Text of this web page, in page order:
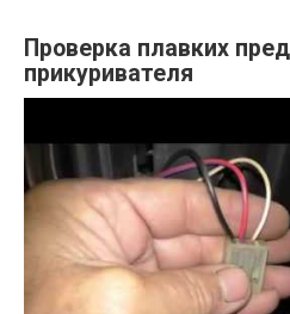
Проверка плавких
прикуривателя